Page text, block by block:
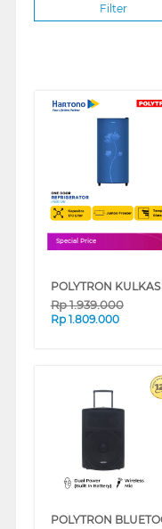
Filter
Special Price
Rp1.939.000
Rp 1.809.000